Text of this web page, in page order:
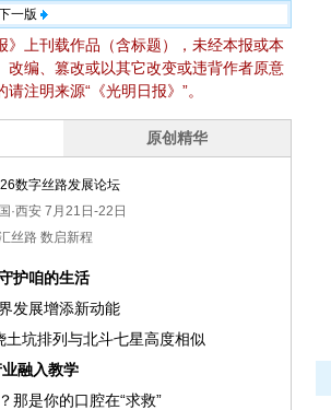
一版
》上刊载作品（含标题），未经本报或本
改编、篡改或以其它改变或违背作者原意
注明来源“《光明日报》”。